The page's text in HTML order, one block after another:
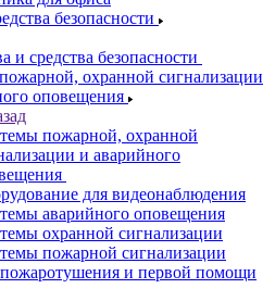
безопасности
и средства безопасности
охранной сигнализации
оповещения
пожарной, охранной
и аварийного
для видеонаблюдения
аварийного оповещения
охранной сигнализации
пожарной сигнализации
пожаротушения и первой помощи